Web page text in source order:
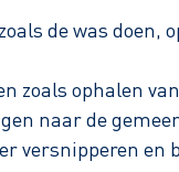
de was doen,
zoals ophalen
naar de
versnipperen en